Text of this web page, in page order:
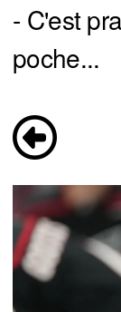
- C'est
poche...